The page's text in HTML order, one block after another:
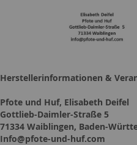
Herstellerinformationen &
Pfote und Huf, Elisabeth Deifel
Gottlieb-Daimler-Straße 5
71334 Waiblingen, Baden-
Info@pfote-und-huf.com